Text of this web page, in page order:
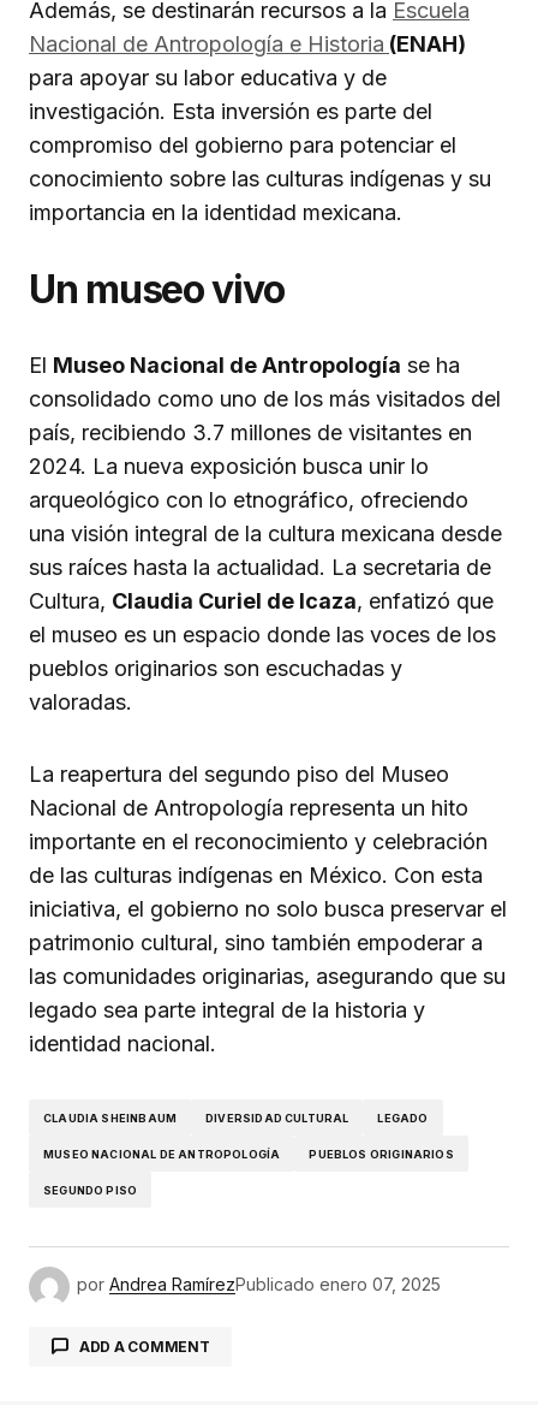
Además, se destinarán recursos a la Escuela
Nacional de Antropología e Historia (ENAH)
para apoyar su labor educativa y de
investigación. Esta inversión es parte del
compromiso del gobierno para potenciar el
conocimiento sobre las culturas indígenas y su
importancia en la identidad mexicana.
Un museo vivo
El Museo Nacional de Antropología se ha
consolidado como uno de los más visitados del
país, recibiendo 3.7 millones de visitantes en
2024. La nueva exposición busca unir lo
arqueológico con lo etnográfico, ofreciendo
una visión integral de la cultura mexicana desde
sus raíces hasta la actualidad. La secretaria de
Cultura, Claudia Curiel de Icaza, enfatizó que
el museo es un espacio donde las voces de los
pueblos originarios son escuchadas y
valoradas.
La reapertura del segundo piso del Museo
Nacional de Antropología representa un hito
importante en el reconocimiento y celebración
de las culturas indígenas en México. Con esta
iniciativa, el gobierno no solo busca preservar el
patrimonio cultural, sino también empoderar a
las comunidades originarias, asegurando que su
legado sea parte integral de la historia y
identidad nacional.
CLAUDIA SHEINBAUM DIVERSIDAD CULTURAL LEGADO
MUSEO NACIONAL DE ANTROPOLOGÍA PUEBLOS ORIGINARIOS
SEGUNDO PISO
por Andrea RamírezPublicado enero 07, 2025
ADD A COMMENT